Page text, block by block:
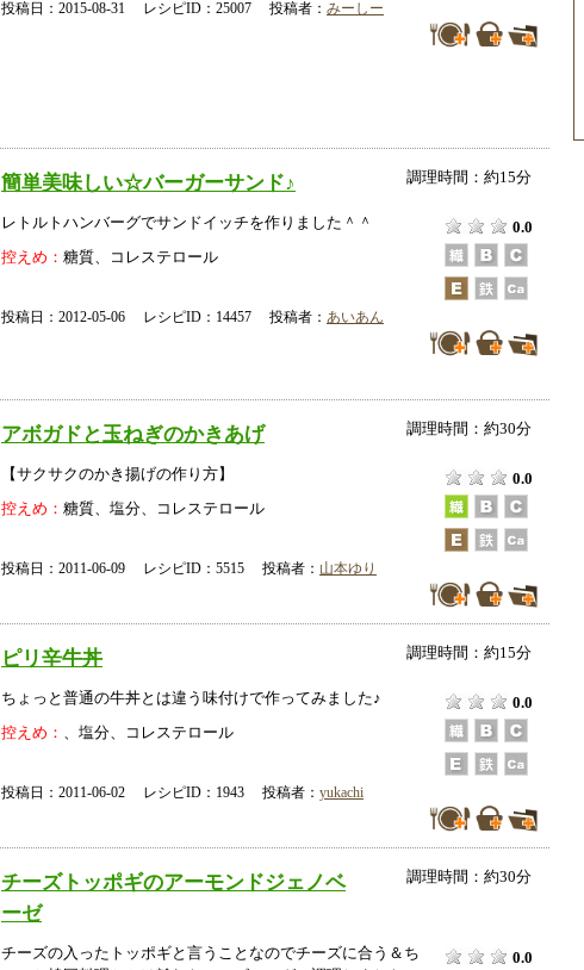
投稿日：2015-08-31 レシピID：25007 投稿者： みーしー
簡単美味しい☆バーガーサンド♪ 調理時間：約15分
レトルトハンバーグでサンドイッチを作りました＾＾
0.0
控えめ： 糖質、コレステロール
投稿日：2012-05-06 レシピID：14457 投稿者： あいあん
アボガドと玉ねぎのかきあげ 調理時間：約30分
【サクサクのかき揚げの作り方】
0.0
控えめ： 糖質、塩分、コレステロール
投稿日：2011-06-09 レシピID：5515 投稿者： 山本ゆり
ピリ辛牛丼 調理時間：約15分
ちょっと普通の牛丼とは違う味付けで作ってみました♪
0.0
控えめ： 、塩分、コレステロール
投稿日：2011-06-02 レシピID：1943 投稿者： yukachi
チーズトッポギのアーモンドジェノベ
ーゼ
調理時間：約30分
チーズの入ったトッポギと言うことなのでチーズに合う＆ち
0.0